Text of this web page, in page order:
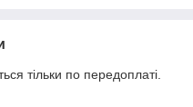
тільки по передоплаті.